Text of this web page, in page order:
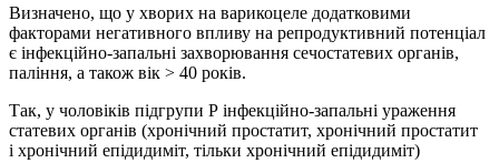
Визначено, що у хворих на варикоцеле додатковими
факторами негативного впливу на репродуктивний потенціал
є інфекційно-запальні захворювання сечостатевих органів,
паління, а також вік > 40 років.
Так, у чоловіків підгрупи Р інфекційно-запальні ураження
статевих органів (хронічний простатит, хронічний простатит
і хронічний епідидиміт, тільки хронічний епідидиміт)